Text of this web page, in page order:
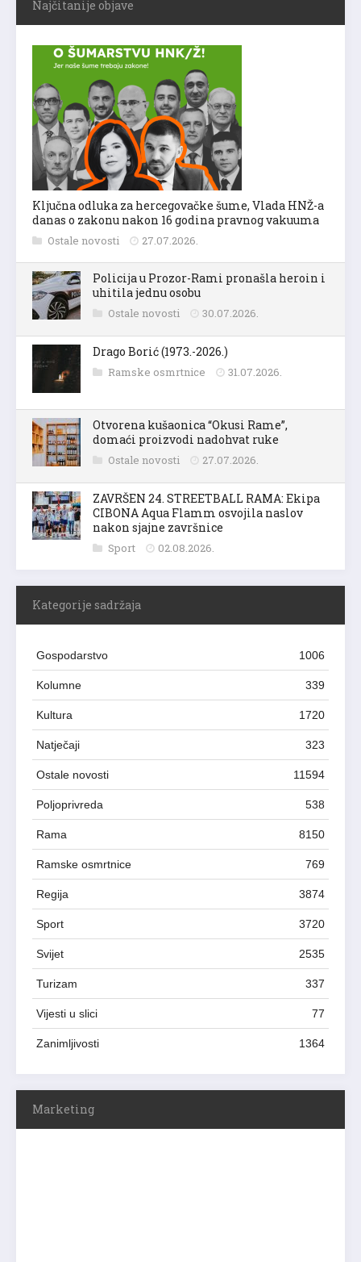
Najčitanije objave
Ključna odluka za hercegovačke šume, Vlada HNŽ-a
danas o zakonu nakon 16 godina pravnog vakuuma
Ostale novosti 27.07.2026.
Policija u Prozor-Rami pronašla heroin i
uhitila jednu osobu
Ostale novosti 30.07.2026.
Drago Borić (1973.-2026.)
Ramske osmrtnice 31.07.2026.
Otvorena kušaonica “Okusi Rame”,
domaći proizvodi nadohvat ruke
Ostale novosti 27.07.2026.
ZAVRŠEN 24. STREETBALL RAMA: Ekipa
CIBONA Aqua Flamm osvojila naslov
nakon sjajne završnice
Sport 02.08.2026.
Kategorije sadržaja
Gospodarstvo 1006
Kolumne 339
Kultura 1720
Natječaji 323
Ostale novosti 11594
Poljoprivreda 538
Rama 8150
Ramske osmrtnice 769
Regija 3874
Sport 3720
Svijet 2535
Turizam 337
Vijesti u slici 77
Zanimljivosti 1364
Marketing